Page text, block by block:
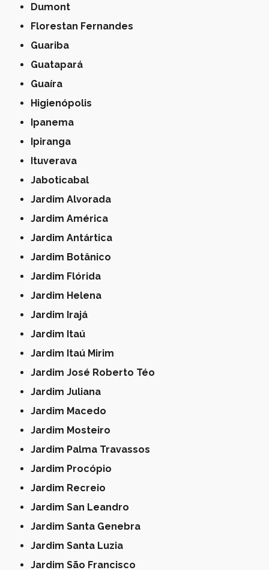
Dumont
Florestan Fernandes
Guariba
Guatapará
Guaíra
Higienópolis
Ipanema
Ipiranga
Ituverava
Jaboticabal
Jardim Alvorada
Jardim América
Jardim Antártica
Jardim Botânico
Jardim Flórida
Jardim Helena
Jardim Irajá
Jardim Itaú
Jardim Itaú Mirim
Jardim José Roberto Téo
Jardim Juliana
Jardim Macedo
Jardim Mosteiro
Jardim Palma Travassos
Jardim Procópio
Jardim Recreio
Jardim San Leandro
Jardim Santa Genebra
Jardim Santa Luzia
Jardim São Francisco